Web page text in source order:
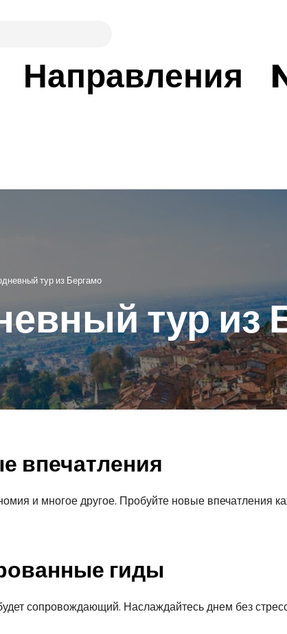
Направления
тур из Бергамо
тур из
впечатления
и многое другое. Пробуйте новые впечатления
гиды
сопровождающий. Наслаждайтесь днем без